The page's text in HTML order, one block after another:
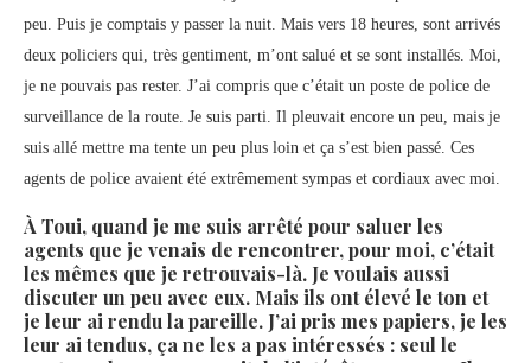
peu. Puis je comptais y passer la nuit. Mais vers 18 heures, sont arrivés
deux policiers qui, très gentiment, m’ont salué et se sont installés. Moi,
je ne pouvais pas rester. J’ai compris que c’était un poste de police de
surveillance de la route. Je suis parti. Il pleuvait encore un peu, mais je
suis allé mettre ma tente un peu plus loin et ça s’est bien passé. Ces
agents de police avaient été extrêmement sympas et cordiaux avec moi.
À Toui, quand je me suis arrêté pour saluer les
agents que je venais de rencontrer, pour moi, c’était
les mêmes que je retrouvais-là. Je voulais aussi
discuter un peu avec eux. Mais ils ont élevé le ton et
je leur ai rendu la pareille. J’ai pris mes papiers, je les
leur ai tendus, ça ne les a pas intéressés : seul le